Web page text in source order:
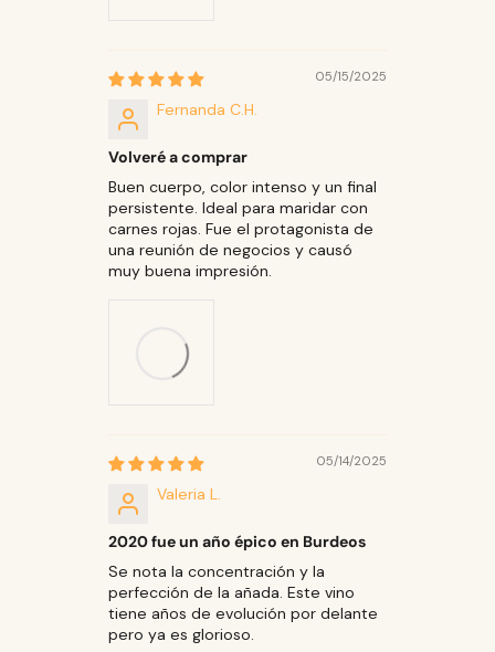
05/15/2025
Fernanda C.H.
Volveré a comprar
Buen cuerpo, color intenso y un final
persistente. Ideal para maridar con
carnes rojas. Fue el protagonista de
una reunión de negocios y causó
muy buena impresión.
05/14/2025
Valeria L.
2020 fue un año épico en Burdeos
Se nota la concentración y la
perfección de la añada. Este vino
tiene años de evolución por delante
pero ya es glorioso.